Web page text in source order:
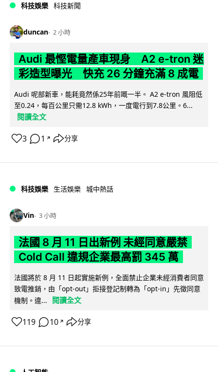
科技娛樂 科技新聞
duncan 2 小時
Audi 最慳電量產車現身 A2 e-tron 迷
彩造型曝光 快充 26 分鐘充滿 8 成電
Audi 呢部新車，能耗竟然係25年前嘅一半。 A2 e-tron 風阻低
至0.24，每百公里只需12.8 kWh，一度電行到7.8公里。6...
閱讀全文
3 1 ↗ 分享
科技娛樂 生活娛樂 城中熱話
Vin 3 小時
法國 8 月 11 日出新例 未經同意嚴禁
Cold Call 違規企業最高罰 345 萬
法國將於 8 月 11 日起實施新例，全面禁止企業未經消費者同意
致電推銷，由「opt-out」拒接登記制轉為「opt-in」先徵同意
機制。違...
閱讀全文
119 10 ↗ 分享